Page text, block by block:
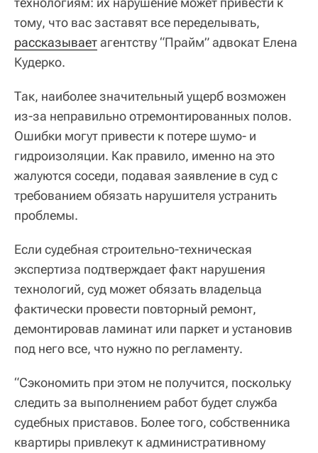
тому, что вас заставят все переделывать,
рассказываетагентству “Прайм” адвокат Елена
Кудерко.
Так, наиболее значительный ущерб возможен
из-за неправильно отремонтированных полов.
Ошибки могут привести к потере шумо- и
гидроизоляции. Как правило, именно на это
жалуются соседи, подавая заявление в суд с
требованием обязать нарушителя устранить
проблемы.
Если судебная строительно-техническая
экспертиза подтверждает факт нарушения
технологий, суд может обязать владельца
фактически провести повторный ремонт,
демонтировав ламинат или паркет и установив
под него все, что нужно по регламенту.
“Сэкономить при этом не получится, поскольку
следить за выполнением работ будет служба
судебных приставов. Более того, собственника
квартиры привлекут к административному